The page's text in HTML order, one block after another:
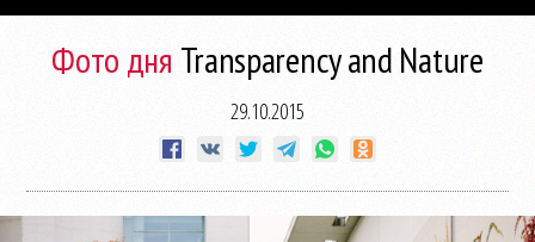
Фото дня Transparency and Nature
29.10.2015